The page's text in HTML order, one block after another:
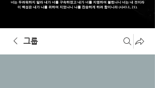
너는 두려워하지 말라 내가 너를 구속하였고 내가 너를 지명하여 불렀나니 너는 내 것이라
이 백성은 내가 나를 위하여 지었나니 나를 찬송하게 하려 함이니라 (사43:1, 21).
그룹